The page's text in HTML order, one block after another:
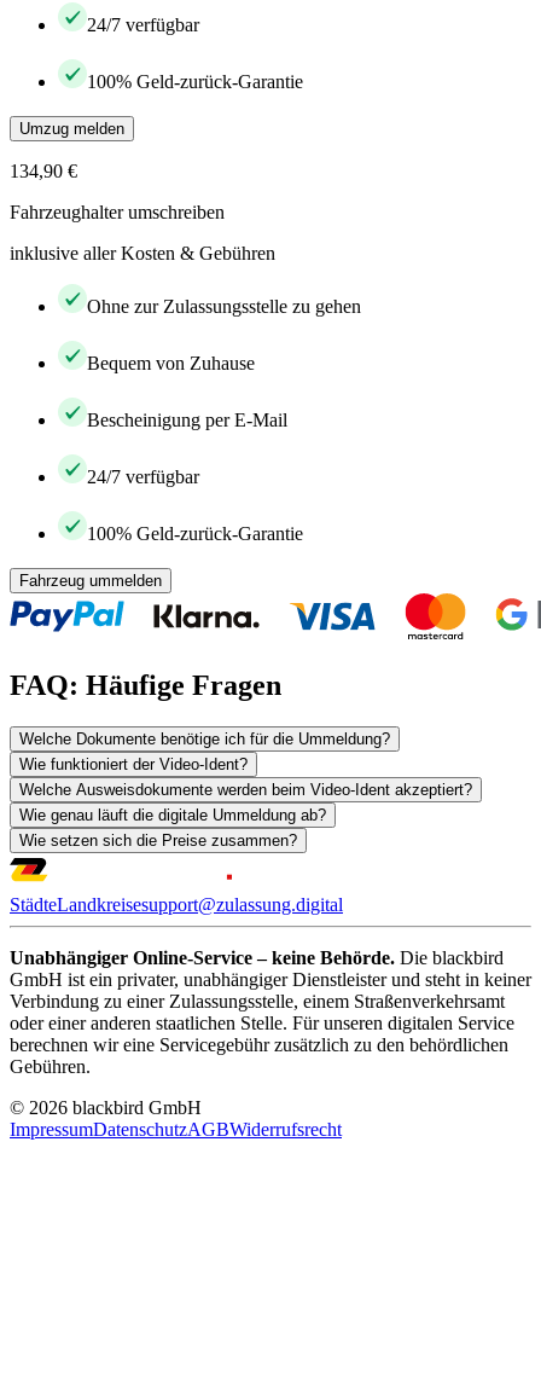
24/7 verfügbar
100% Geld-zurück-Garantie
Umzug melden
134,90 €
Fahrzeughalter umschreiben
inklusive aller Kosten & Gebühren
Ohne zur Zulassungsstelle zu gehen
Bequem von Zuhause
Bescheinigung per E-Mail
24/7 verfügbar
100% Geld-zurück-Garantie
Fahrzeug ummelden
FAQ: Häufige Fragen
Welche Dokumente benötige ich für die Ummeldung?
Wie funktioniert der Video-Ident?
Welche Ausweisdokumente werden beim Video-Ident akzeptiert?
Wie genau läuft die digitale Ummeldung ab?
Wie setzen sich die Preise zusammen?
StädteLandkreisesupport@zulassung.digital
Unabhängiger Online-Service – keine Behörde. Die blackbird
GmbH ist ein privater, unabhängiger Dienstleister und steht in keiner
Verbindung zu einer Zulassungsstelle, einem Straßenverkehrsamt
oder einer anderen staatlichen Stelle. Für unseren digitalen Service
berechnen wir eine Servicegebühr zusätzlich zu den behördlichen
Gebühren.
© 2026 blackbird GmbH
ImpressumDatenschutzAGBWiderrufsrecht